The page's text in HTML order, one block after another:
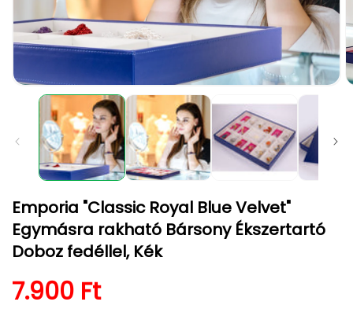
médiafájl
megnyitása
modális
párbeszédpanelen
Emporia "Classic Royal Blue Velvet"
Egymásra rakható Bársony Ékszertartó
Doboz fedéllel, Kék
Normál ár
7.900 Ft